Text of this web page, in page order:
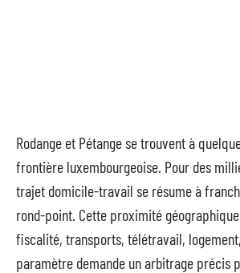
Rodange et Pétange se trouvent à
frontière luxembourgeoise. Pour des
trajet domicile-travail se résume à
rond-point. Cette proximité
fiscalité, transports, télétravail,
paramètre demande un arbitrage précis